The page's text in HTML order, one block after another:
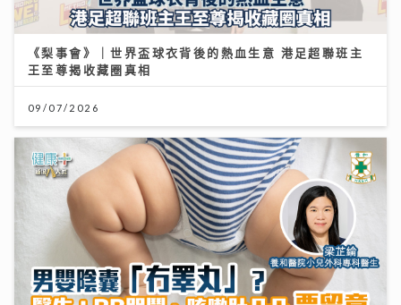
《梨事會》｜世界盃球衣背後的熱血生意 港足超聯班主
王至尊揭收藏圈真相
09/07/2026